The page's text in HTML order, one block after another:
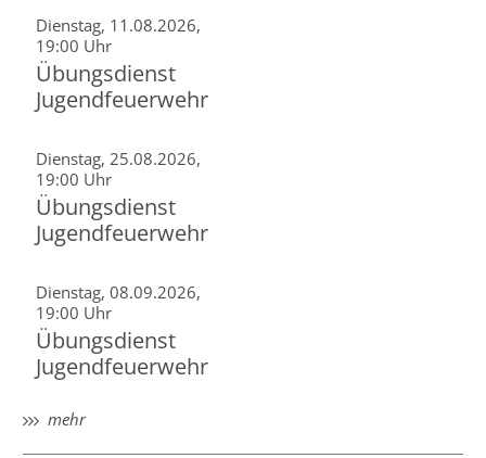
Dienstag, 11.08.2026,
19:00 Uhr
Übungsdienst
Jugendfeuerwehr
Dienstag, 25.08.2026,
19:00 Uhr
Übungsdienst
Jugendfeuerwehr
Dienstag, 08.09.2026,
19:00 Uhr
Übungsdienst
Jugendfeuerwehr
mehr